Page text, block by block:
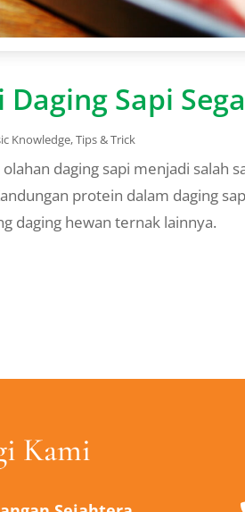
Daging Sapi
Knowledge,Tips & Trick
daging sapi menjadi salah
protein dalam daging
daging hewan ternak lainnya.
Kami